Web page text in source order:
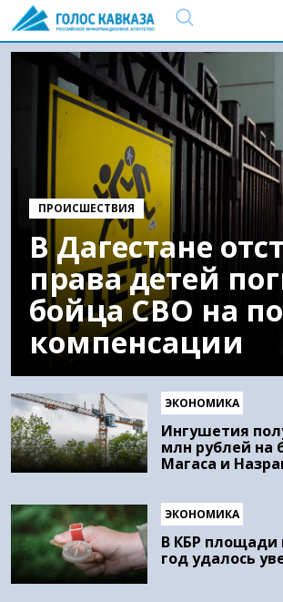
ПРОИСШЕСТВИЯ
В Дагестане
права детей
бойца СВО на
компенсации
ЭКОНОМИКА
Ингушетия
млн рублей на
Магаса и
ЭКОНОМИКА
В КБР площади
год удалось